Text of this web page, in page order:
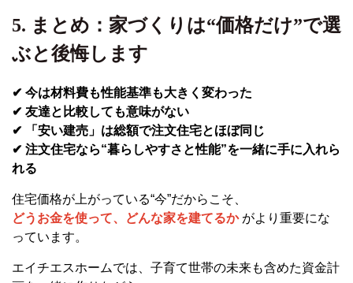
5. まとめ：家づくりは“価格だけ”で選
ぶと後悔します
✔ 今は材料費も性能基準も大きく変わった
✔ 友達と比較しても意味がない
✔ 「安い建売」は総額で注文住宅とほぼ同じ
✔ 注文住宅なら“暮らしやすさと性能”を一緒に手に入れら
れる
住宅価格が上がっている“今”だからこそ、
どうお金を使って、どんな家を建てるかがより重要にな
っています。
エイチエスホームでは、子育て世帯の未来も含めた資金計